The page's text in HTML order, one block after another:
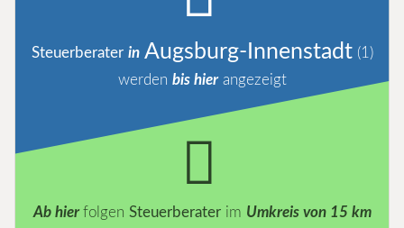
Steuerberater in Augsburg-Innenstadt (1)
werden bis hierangezeigt
Ab hierfolgen Steuerberaterim Umkreis von 15 km